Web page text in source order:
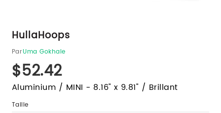
HullaHoops
ParUma Gokhale
$52.42
Aluminium / MINI - 8.16" x 9.81" / Brillant
Taille